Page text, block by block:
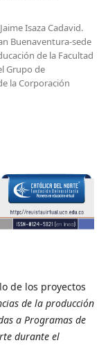
Isaza Cadavid.
Buenaventura-sede
de la Facultad
Grupo de
la Corporación
de los proyectos
de la producción
a Programas de
durante el